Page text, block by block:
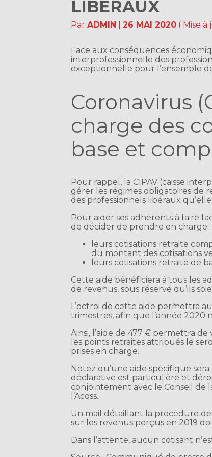
LIBÉRAUX
ParADMIN |26 MAI 2020 ( Mise
Face aux conséquences
interprofessionnelle des
exceptionnelle pour l’ensemble
Coronavirus
charge des
base et
Pour rappel, la CIPAV (caisse
gérer les régimes obligatoires de
des professionnels libéraux
Pour aider ses adhérents à faire
de décider de prendre en charge :
leurs cotisations retraite
du montant des cotisations
leurs cotisations retraite de
Cette aide bénéficiera à tous les
de revenus, sous réserve qu’ils
L’octroi de cette aide permettra
trimestres, afin que l’année 2020
Ainsi, l’aide de 477 € permettra
les points retraites attribués le
prises en charge.
Notez qu’une aide spécifique
déclarative est particulière et
conjointement avec le Conseil de
l’Acoss.
Un mail détaillant la procédure
sur les revenus perçus en 2019
Dans l’attente, aucun cotisant